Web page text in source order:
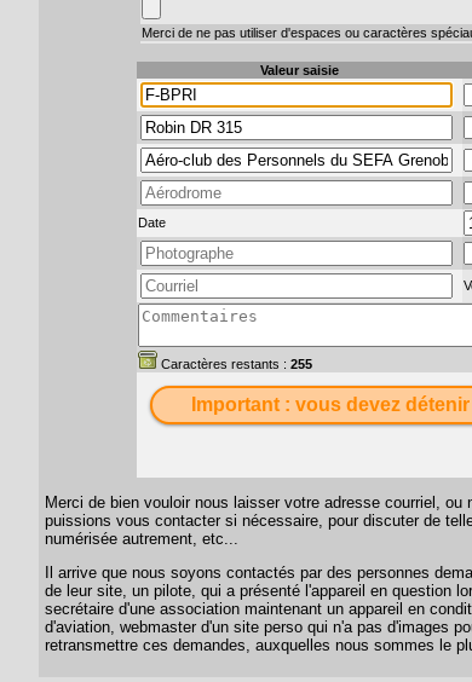
Merci de ne pas utiliser d'espaces ou caractères
Valeur saisie
Date
Caractères restants : 255
Important : vous devez
Merci de bien vouloir nous laisser votre adresse courriel,
puissions vous contacter si nécessaire, pour discuter de
numérisée autrement, etc...
Il arrive que nous soyons contactés par des personnes
de leur site, un pilote, qui a présenté l'appareil en question
secrétaire d'une association maintenant un appareil en
d'aviation, webmaster d'un site perso qui n'a pas d'images
retransmettre ces demandes, auxquelles nous sommes le